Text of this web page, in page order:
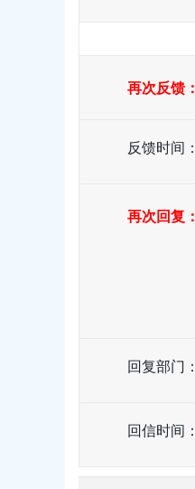
再次反馈：
反馈时间：
再次回复：
回复部门：
回信时间：